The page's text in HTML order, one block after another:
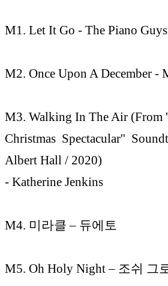
M1. Let It Go - The Piano Guys
M2. Once Upon A December
M3. Walking In The Air (From
Christmas Spectacular''
Albert Hall / 2020)
- Katherine Jenkins
M4. 미라클 – 듀에토
M5. Oh Holy Night – 조쉬 그